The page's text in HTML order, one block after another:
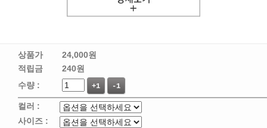
상품가 24,000원
적립금
240원
수량 :
+1 -1
컬러 :
사이즈 :